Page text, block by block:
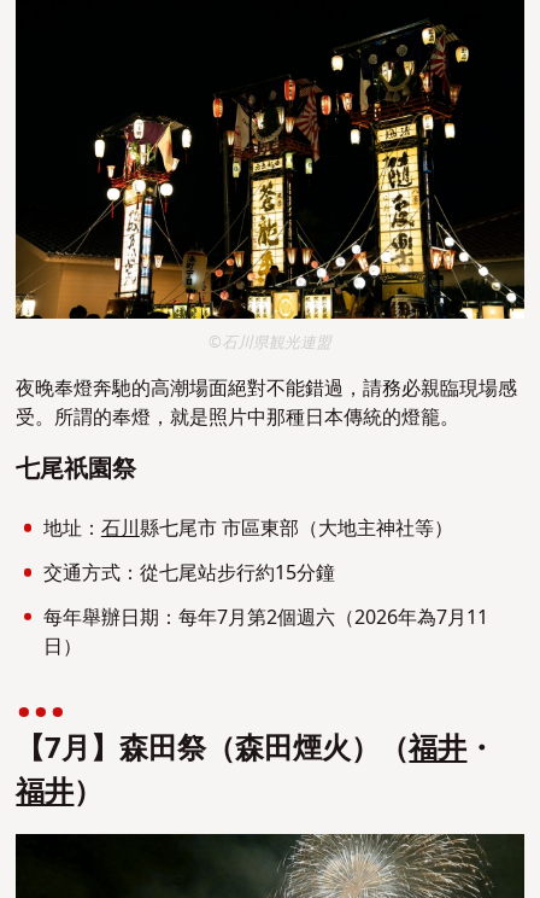
©石川県観光連盟
夜晚奉燈奔馳的高潮場面絕對不能錯過，請務必親臨現場感
受。所謂的奉燈，就是照片中那種日本傳統的燈籠。
七尾祇園祭
地址：石川縣七尾市 市區東部（大地主神社等）
交通方式：從七尾站步行約15分鐘
每年舉辦日期：每年7月第2個週六（2026年為7月11
日）
【7月】森田祭（森田煙火）（福井・
福井）